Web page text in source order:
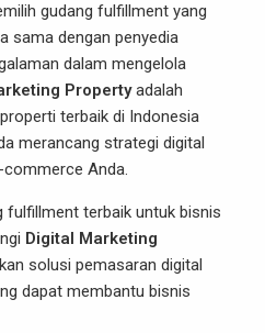
gudang fulfillment yang
sama dengan penyedia
dalam mengelola
Propertyadalah
terbaik di Indonesia
merancang strategi digital
Anda.
fulfillment terbaik untuk bisnis
Digital Marketing
solusi pemasaran digital
dapat membantu bisnis